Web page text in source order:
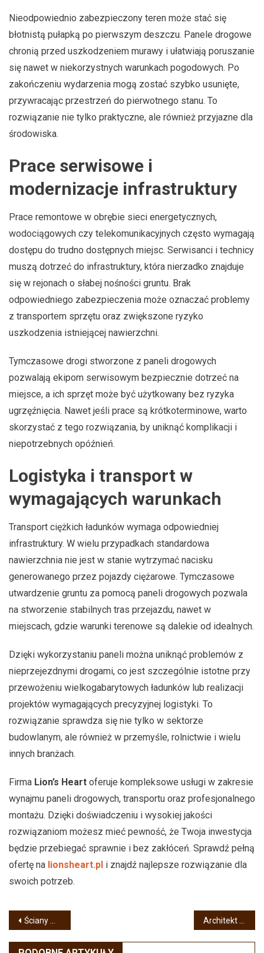
Nieodpowiednio zabezpieczony teren może stać się
błotnistą pułapką po pierwszym deszczu. Panele drogowe
chronią przed uszkodzeniem murawy i ułatwiają poruszanie
się nawet w niekorzystnych warunkach pogodowych. Po
zakończeniu wydarzenia mogą zostać szybko usunięte,
przywracając przestrzeń do pierwotnego stanu. To
rozwiązanie nie tylko praktyczne, ale również przyjazne dla
środowiska.
Prace serwisowe i
modernizacje infrastruktury
Prace remontowe w obrębie sieci energetycznych,
wodociągowych czy telekomunikacyjnych często wymagają
dostępu do trudno dostępnych miejsc. Serwisanci i technicy
muszą dotrzeć do infrastruktury, która nierzadko znajduje
się w rejonach o słabej nośności gruntu. Brak
odpowiedniego zabezpieczenia może oznaczać problemy
z transportem sprzętu oraz zwiększone ryzyko
uszkodzenia istniejącej nawierzchni.
Tymczasowe drogi stworzone z paneli drogowych
pozwalają ekipom serwisowym bezpiecznie dotrzeć na
miejsce, a ich sprzęt może być użytkowany bez ryzyka
ugrzęźnięcia. Nawet jeśli prace są krótkoterminowe, warto
skorzystać z tego rozwiązania, by uniknąć komplikacji i
niepotrzebnych opóźnień.
Logistyka i transport w
wymagających warunkach
Transport ciężkich ładunków wymaga odpowiedniej
infrastruktury. W wielu przypadkach standardowa
nawierzchnia nie jest w stanie wytrzymać nacisku
generowanego przez pojazdy ciężarowe. Tymczasowe
utwardzenie gruntu za pomocą paneli drogowych pozwala
na stworzenie stabilnych tras przejazdu, nawet w
miejscach, gdzie warunki terenowe są dalekie od idealnych.
Dzięki wykorzystaniu paneli można uniknąć problemów z
nieprzejezdnymi drogami, co jest szczególnie istotne przy
przewożeniu wielkogabarytowych ładunków lub realizacji
projektów wymagających precyzyjnej logistyki. To
rozwiązanie sprawdza się nie tylko w sektorze
budowlanym, ale również w przemyśle, rolnictwie i wielu
innych branżach.
Firma Lion’s Heart oferuje kompleksowe usługi w zakresie
wynajmu paneli drogowych, transportu oraz profesjonalnego
montażu. Dzięki doświadczeniu i wysokiej jakości
rozwiązaniom możesz mieć pewność, że Twoja inwestycja
będzie przebiegać sprawnie i bez zakłóceń. Sprawdź pełną
ofertę na lionsheart.pl i znajdź najlepsze rozwiązanie dla
swoich potrzeb.
Nawigacja
wpisu
Ściany mineralne Modee – design i technologia